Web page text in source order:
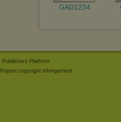
GAD1234
Publishers Platform
Report copyright infringement